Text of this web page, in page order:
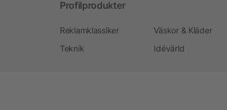
Profilprodukter
Reklamklassiker Väskor & Kläder
Teknik
Idévärld